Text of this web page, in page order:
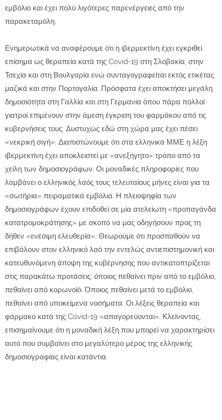
εμβόλιο και έχει πολύ λιγότερες παρενέργειες από την
παρακεταμόλη.
Ενημερωτικά να αναφέρουμε ότι η ιβερμεκτίνη έχει εγκριθεί
επίσημα ως θεραπεία κατά της Covid-19 στη Σλοβακία, στην
Τσεχία και στη Βουλγαρία ενώ συνταγογραφείται εκτός ετικέτας
μαζικά και στην Πορτογαλία. Πρόσφατα έχει αποκτήσει μεγάλη
δημοσιότητα στη Γαλλία και στη Γερμανία όπου πάρα πολλοί
γιατροί επιμένουν στην άμεση έγκριση του φαρμάκου από τις
κυβερνήσεις τους. Δυστυχώς εδώ στη χώρα μας έχει πέσει
«νεκρική σιγή». Διαπιστώνουμε ότι στα ελληνικά ΜΜΕ η λέξη
ιβερμεκτίνη έχει αποκλειστεί με «ανεξήγητο» τρόπο από τα
χείλη των δημοσιογράφων. Οι μοναδικές πληροφορίες που
λαμβάνει ο ελληνικός λαός τους τελευταίους μήνες είναι για τα
«σωτήρια» πειραματικά εμβόλια. Η πλειοψηφία των
δημοσιογράφων έχουν επιδοθεί σε μία ατελείωτη «προπαγάνδα
κατατρομοκράτησης» με σκοπό να μας οδηγήσουν προς τη
δήθεν «ενέσιμη ελευθερία». Θεωρούμε ότι προσπαθούν να
επιβάλουν στον ελληνικό λαό την εντελώς αντιεπιστημονική και
κατευθυνόμενη άποψη της κυβέρνησης που αντικατοπτρίζεται
στις παρακάτω προτάσεις: όποιος πεθαίνει πριν από το εμβόλιο,
πεθαίνει από κορωνοϊό. Όποιος πεθαίνει μετά το εμβόλιο,
πεθαίνει από υποκείμενα νοσήματα. Οι λέξεις θεραπεία και
φάρμακο κατά της Covid-19 «απαγορεύονται». Κλείνοντας,
επισημαίνουμε ότι η μοναδική λέξη που μπορεί να χαρακτηρίσει
αυτό που συμβαίνει στο μεγαλύτερο μέρος της ελληνικής
δημοσιογραφίας είναι κατάντια.